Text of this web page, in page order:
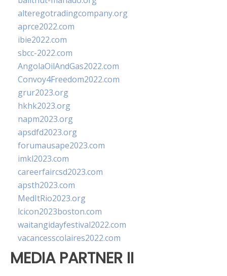
alteregotradingcompany.org
aprce2022.com
ibie2022.com
sbcc-2022.com
AngolaOilAndGas2022.com
Convoy4Freedom2022.com
grur2023.org
hkhk2023.org
napm2023.org
apsdfd2023.org
forumausape2023.com
imkl2023.com
careerfaircsd2023.com
apsth2023.com
MedItRio2023.org
lcicon2023boston.com
waitangidayfestival2022.com
vacancesscolaires2022.com
MEDIA PARTNER II